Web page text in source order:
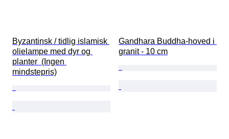
Byzantinsk / tidlig islamisk
olielampe med dyr og
planter  (Ingen
mindstepris)
Gandhara Buddha-hoved i
granit - 10 cm